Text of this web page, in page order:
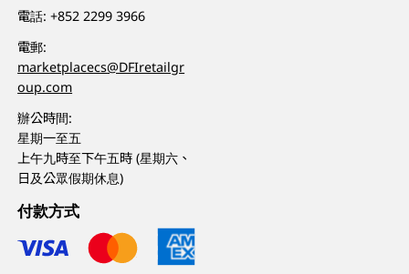
電話:+852 2299 3966
電郵:
marketplacecs@DFIretailgr
oup.com
辦公時間:
星期一至五
上午九時至下午五時 (星期六、
日及公眾假期休息)
付款方式